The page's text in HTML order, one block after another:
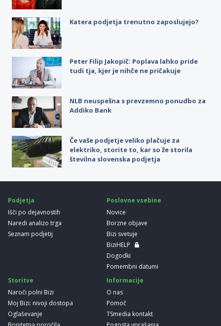
Katera podjetja trenutno zaposlujejo?
Peter Filip Jakopič: Poplava lahko pride
tudi tja, kjer je nihče ne pričakuje
NLB neuspešna s prevzemno ponudbo za
Addiko Bank
Če vaše podjetje veliko plačuje za
elektriko, storite to, kar so že storila
številna slovenska podjetja
Podjetja
Išči po dejavnostih
Naredi analizo trga
Seznam podjetij
Poslovne vsebine
Novice
Borzne objave
Bizi svetuje
BiziHELP
Dogodki
Pomembni datumi
Storitve
Naroči polni Bizi
Moj Bizi: nivoji dostopa
Oglaševanje
Informacije
O nas
Pomoč
TSmedia kontakt